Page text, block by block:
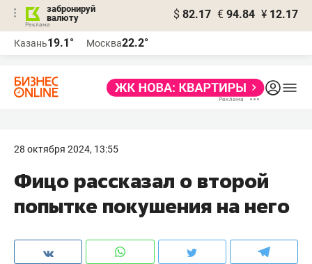
забронируй
валюту
$ 82.17 € 94.84 ¥ 12.17
Казань19.1° Москва22.2°
28 октября 2024, 13:55
Фицо рассказал о второй
попытке покушения на него